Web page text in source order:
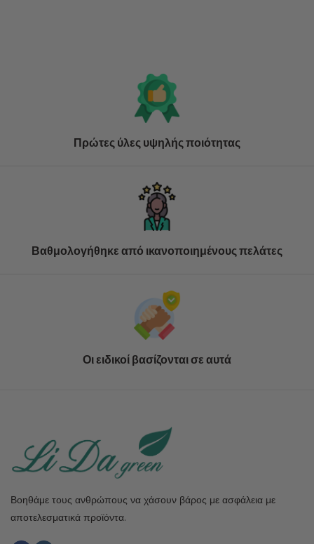
Πρώτες ύλες υψηλής ποιότητας
Βαθμολογήθηκε από ικανοποιημένους πελάτες
Οι ειδικοί βασίζονται σε αυτά
Βοηθάμε τους ανθρώπους να χάσουν βάρος με ασφάλεια με
αποτελεσματικά προϊόντα.